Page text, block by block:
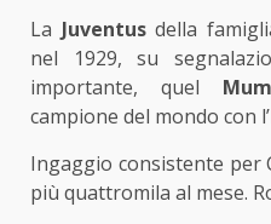
La Juventusdella
nel 1929, su
importante, quel
campione del mondo con
Ingaggio consistente per
più quattromila al mese.